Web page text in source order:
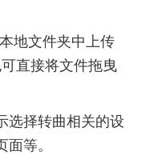
地文件夹中上传
直接将文件拖曳
选择转曲相关的设
等。